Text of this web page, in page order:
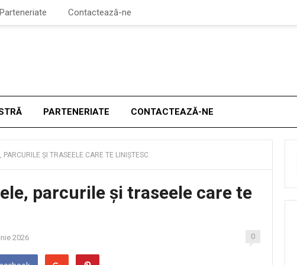
Parteneriate Contactează-ne
PARTENERIATE CONTACTEAZĂ-NE
PARCURILE ȘI TRASEELE CARE TE LINIȘTESC
parcurile și traseele care te
2026 0